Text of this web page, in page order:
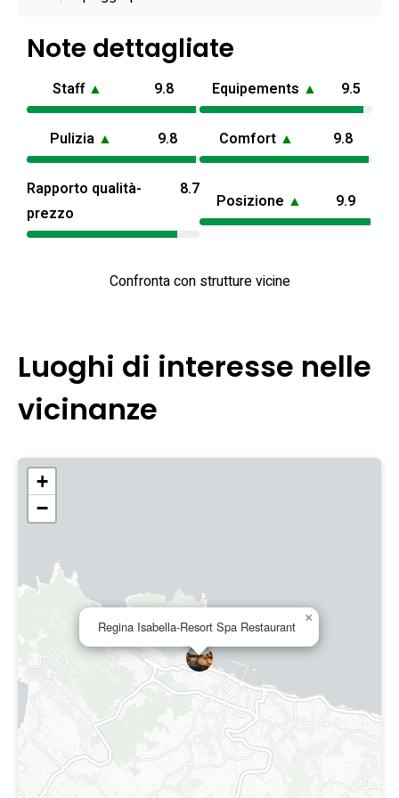
Note dettagliate
Staff ▲ 9.8 Equipements ▲ 9.5
Pulizia ▲ 9.8 Comfort ▲ 9.8
Rapporto qualità-
prezzo
8.7
Posizione ▲ 9.9
Confronta con strutture vicine
Luoghi di interesse nelle
vicinanze
Regina Isabella-Resort Spa Restaurant
×
+
−